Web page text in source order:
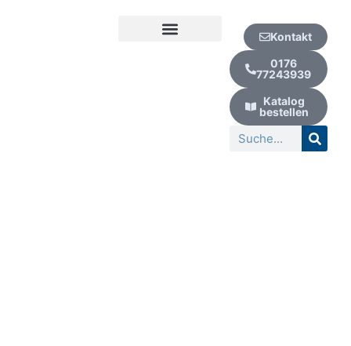
Suche
Kontakt
0176
77243939
Katalog
bestellen